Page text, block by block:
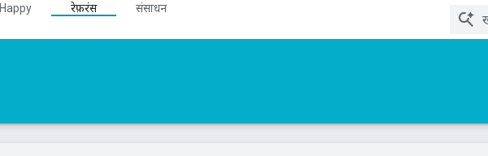
Happy रेफ़रंस
संसाधन